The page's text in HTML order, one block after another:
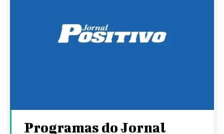
Programas do Jornal